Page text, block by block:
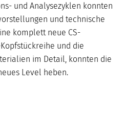
und Analysezyklen konnten
und technische
komplett neue CS-
und die
im Detail, konnten die
Level heben.